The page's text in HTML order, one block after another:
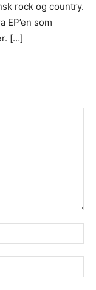
disse punktene
rock og country.
EP’en som
[…]